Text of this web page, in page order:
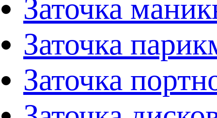
Заточка
Заточка
Заточка